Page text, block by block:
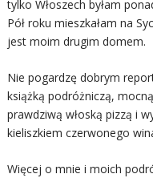
tylko Włoszech byłam
Pół roku mieszkałam na
jest moim drugim domem.
Nie pogardzę dobrym
książką podróżniczą,
prawdziwą włoską pizzą i
kieliszkiem czerwonego
Więcej o mnie i moich